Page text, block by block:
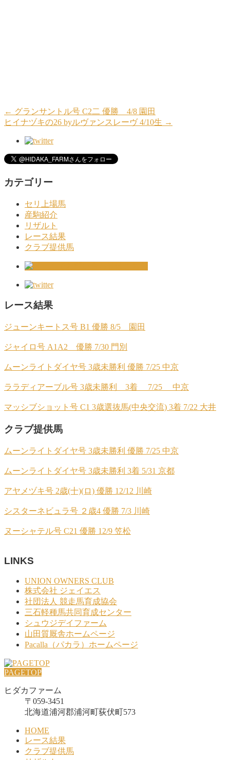
← グランサントル号 C2二 優勝 4/8 園田
ヒイナヅキの26 byルヴァンスレーヴ 4/10生 →
カテゴリー
セリ上場馬
産駒紹介
リザルト
レース結果
クラブ提供馬
レース結果
ジューンキートス号 B1 優勝 8/5 園田
ジャイロ号 A1A2 優勝 7/30 門別
ムーンライトダイヤ号 3歳未勝利 優勝 7/25 中京
ララディアーブル号 3歳未勝利 3着 7/25 中京
マッシブショット号 C1 3歳選抜馬(中央交流) 3着 7/22 大井
クラブ提供馬
ムーンライトダイヤ号 3歳未勝利 優勝 7/25 中京
ムーンライトダイヤ号 3歳未勝利 3着 5/31 京都
アヤメヅキ号 2歳(十)(ロ) 優勝 12/12 川崎
シスターネビュラ号 ２歳4 優勝 7/3 川崎
ヌーシャテル号 C21 優勝 12/9 笠松
LINKS
UNION OWNERS CLUB
株式会社 ジェイエス
社団法人 競走馬育成協会
三石軽種馬共同育成センター
シュウジデイファーム
山田質厩舎ホームページ
Pacalla（パカラ）ホームページ
PAGETOP
ヒダカファーム
〒059-3451
北海道浦河郡浦河町荻伏町573
HOME
レース結果
クラブ提供馬